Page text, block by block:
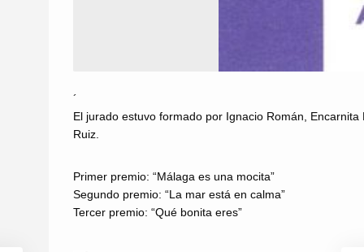
´
El jurado estuvo formado por Ignacio Román,
Ruiz.
Primer premio: “Málaga es una mocita”
Segundo premio: “La mar está en calma”
Tercer premio: “Qué bonita eres”